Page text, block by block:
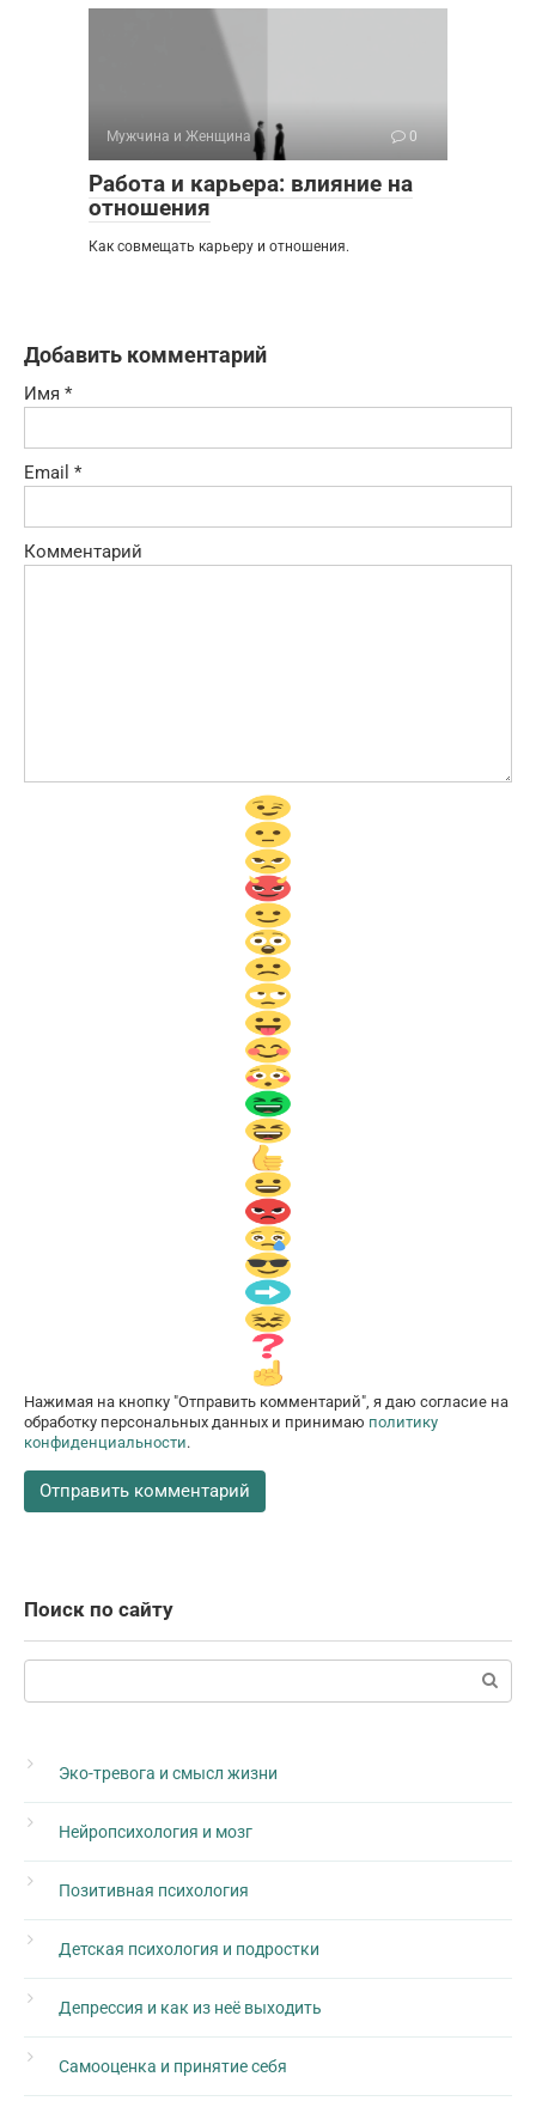
Мужчина и Женщина 0
Работа и карьера: влияние на
отношения
Как совмещать карьеру и отношения.
Добавить комментарий
Имя *
Email *
Комментарий
Нажимая на кнопку "Отправить комментарий", я даю согласие на
обработку персональных данных и принимаю политику
конфиденциальности.
Поиск по сайту
Поиск:
Эко-тревога и смысл жизни
Нейропсихология и мозг
Позитивная психология
Детская психология и подростки
Депрессия и как из неё выходить
Самооценка и принятие себя